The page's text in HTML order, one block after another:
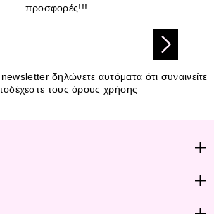
προσφορές!!!
δηλώνετε αυτόματα ότι συναινείτε
τους όρους χρήσης